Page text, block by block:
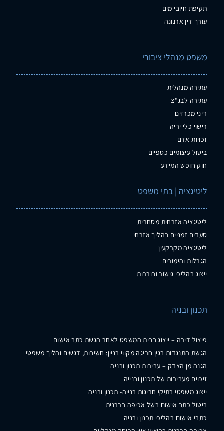
תקיפת חיובי מים
עורך דין ארנונה
משפט מנהלי ציבורי
עתירה מנהלית
עתירה לבג"צ
דיני מכרזים
רישוי כלי יריה
זכויות אדם
ביטול עיצומים כספיים
חוק חופש המידע
ליטיגציה | בתי משפט
ליטיגציה אזרחית מסחרית
סעדים זמניים בהליך אזרחי
ליטיגציה מקרקעין
הגרלות והימורים
ייצוג בהליכי גישור ובוררות
תכנון ובניה
פיצול דירה – ייצוג בבית המשפט לאחר הגשת כתב אישום
הגשת התנגדות בגין חריגה מקווי בניין: חשיבות, דגשים והליך משפטי
הגנה מן הצדק – עבירות תכנון ובניה
זיכוים מעבירות של תכנון ובנייה
ייצוג משפטי בתיקי חריגות בנייה- תכנון ובניה
ביטול כתב אישום בשל אכיפה בררנית
כתבי אישום בהליכי תכנון ובניה